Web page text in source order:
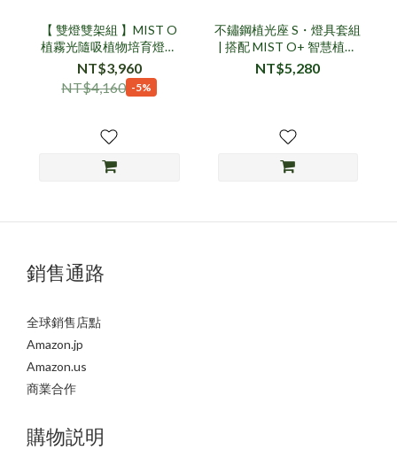
【 雙燈雙架組 】MIST O
植霧光隨吸植物培育燈具
組
NT$3,960
NT$4,160 -5%
不鏽鋼植光座 S・燈具套組
| 搭配 MIST O+ 智慧植霧
光
NT$5,280
銷售通路
全球銷售店點
Amazon.jp
Amazon.us
商業合作
購物説明